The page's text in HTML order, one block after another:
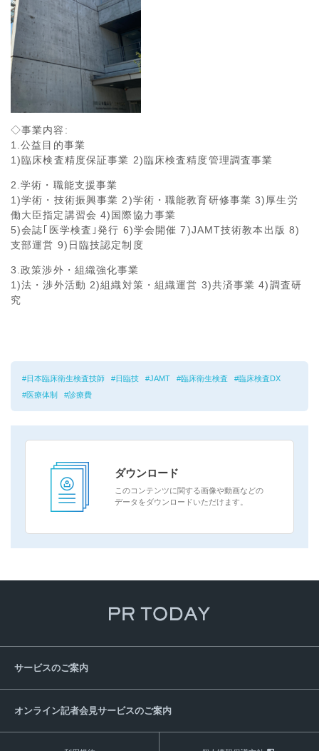
◇事業内容:
1.公益目的事業
1)臨床検査精度保証事業 2)臨床検査精度管理調査事業
2.学術・職能支援事業
1)学術・技術振興事業 2)学術・職能教育研修事業 3)厚生労
働大臣指定講習会 4)国際協力事業
5)会誌｢医学検査｣発行 6)学会開催 7)JAMT技術教本出版 8)
支部運営 9)日臨技認定制度
3.政策渉外・組織強化事業
1)法・渉外活動 2)組織対策・組織運営 3)共済事業 4)調査研
究
日本臨床衛生検査技師 日臨技 JAMT 臨床衛生検査
臨床検査DX
医療体制
診療費
ダウンロード
このコンテンツに関する画像や動画などの
データをダウンロードいただけます。
サービスのご案内
オンライン記者会見サービスのご案内